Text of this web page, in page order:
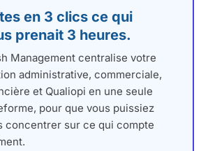
en 3 clics ce qui
prenait 3 heures.
Management centralise votre
administrative, commerciale,
et Qualiopi en une seule
pour que vous puissiez
concentrer sur ce qui compte